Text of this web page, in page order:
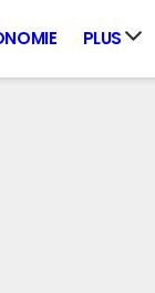
PLUS